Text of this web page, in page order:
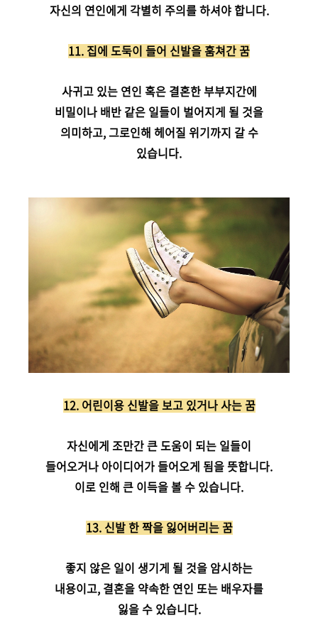
자신의 연인에게 각별히 주의를 하셔야 합니다.
11. 집에 도둑이 들어 신발을 훔쳐간 꿈
사귀고 있는 연인 혹은 결혼한 부부지간에
비밀이나 배반 같은 일들이 벌어지게 될 것을
의미하고, 그로인해 헤어질 위기까지 갈 수
있습니다.
12. 어린이용 신발을 보고 있거나 사는 꿈
자신에게 조만간 큰 도움이 되는 일들이
들어오거나 아이디어가 들어오게 됨을 뜻합니다.
이로 인해 큰 이득을 볼 수 있습니다.
13. 신발 한 짝을 잃어버리는 꿈
좋지 않은 일이 생기게 될 것을 암시하는
내용이고, 결혼을 약속한 연인 또는 배우자를
잃을 수 있습니다.